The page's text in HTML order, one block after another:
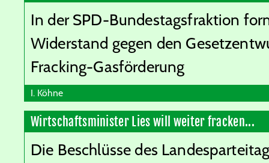
In der SPD-Bundestagsfraktion
Widerstand gegen den
Fracking-Gasförderung
I. Köhne
Wirtschaftsminister Lies will weiter fracken...
Die Beschlüsse des